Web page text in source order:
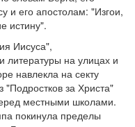
и его апостолам: "Изгои,
истину".
Иисуса",
литературы на улицах и
навлекла на секту
за Христа"
местными школами.
покинула пределы